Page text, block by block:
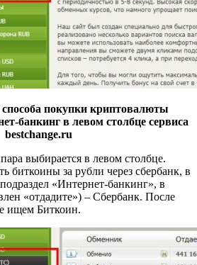
покупки криптовалюты
банкинг в левом столбце сервиса
bestchange.ru
выбирается в левом столбце.
биткоины за рубли через сбербанк, в
«Интернет-банкинг», в
«отдадите») – Сбербанк. После
ищем Биткоин.